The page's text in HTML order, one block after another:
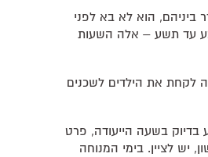
ביניהם, הוא לא בא לפני
עד תשע – אלה השעות
לקחת את הילדים לשכנים
בדיוק בשעה הייעודה, פרט
יש לציין. בימי המנוחה